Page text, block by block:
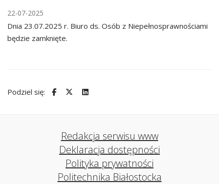
22-07-2025
Dnia 23.07.2025 r. Biuro ds. Osób z Niepełnosprawnościami
będzie zamknięte.
Podziel się:
Redakcja serwisu www
Deklaracja dostępności
Polityka prywatności
Politechnika Białostocka